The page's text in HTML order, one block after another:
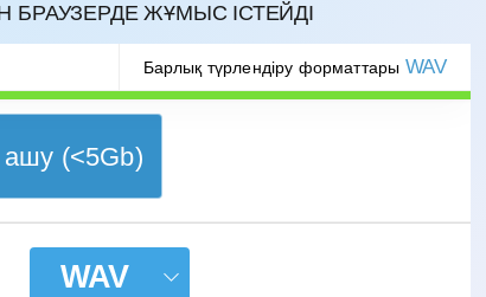
БРАУЗЕРДЕ ЖҰМЫС ІСТЕЙДІ
Барлық түрлендіру форматтары WAV
(<5Gb)
WAV